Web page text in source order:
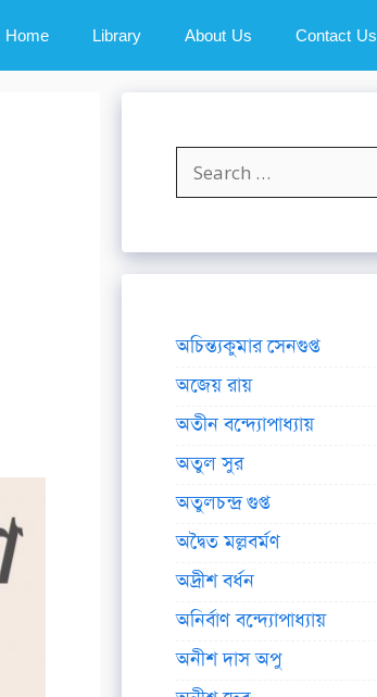
Home Library About Us Contact Us
Search
for:
অচিন্ত্যকুমার সেনগুপ্ত
অজেয় রায়
অতীন বন্দ্যোপাধ্যায়
অতুল সুর
অতুলচন্দ্র গুপ্ত
অদ্বৈত মল্লবর্মণ
অদ্রীশ বর্ধন
অনির্বাণ বন্দ্যোপাধ্যায়
অনীশ দাস অপু